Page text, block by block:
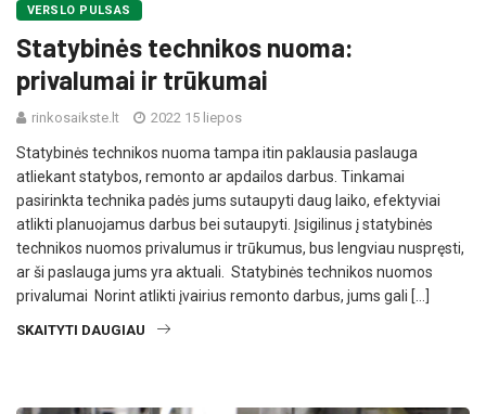
VERSLO PULSAS
Statybinės technikos nuoma:
privalumai ir trūkumai
rinkosaikste.lt 2022 15 liepos
Statybinės technikos nuoma tampa itin paklausia paslauga
atliekant statybos, remonto ar apdailos darbus. Tinkamai
pasirinkta technika padės jums sutaupyti daug laiko, efektyviai
atlikti planuojamus darbus bei sutaupyti. Įsigilinus į statybinės
technikos nuomos privalumus ir trūkumus, bus lengviau nuspręsti,
ar ši paslauga jums yra aktuali. Statybinės technikos nuomos
privalumai Norint atlikti įvairius remonto darbus, jums gali […]
SKAITYTI DAUGIAU